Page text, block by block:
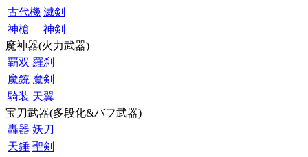
古代機 滅剣
神槍
神剣
魔神器(火力武器)
覇双 羅刹
魔銃 魔剣
騎装 天翼
宝刀武器(多段化&バフ武器)
轟器 妖刀
天錘 聖剣